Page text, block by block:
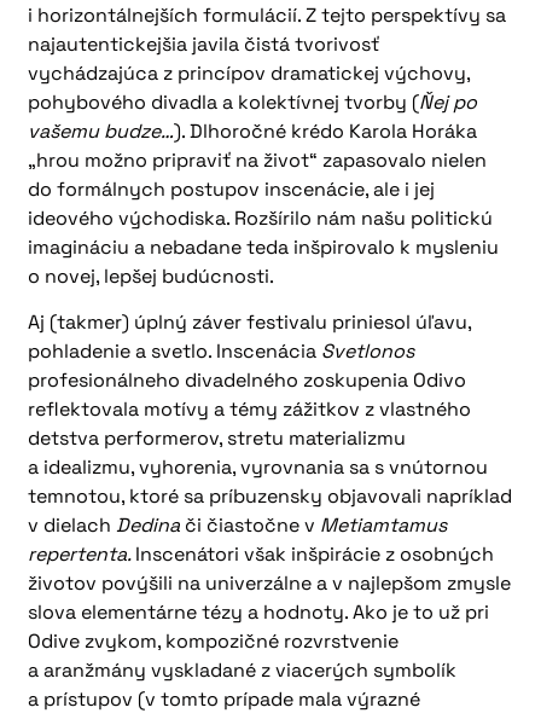
i horizontálnejších formulácií. Z tejto perspektívy sa
najautentickejšia javila čistá tvorivosť
vychádzajúca z princípov dramatickej výchovy,
pohybového divadla a kolektívnej tvorby (Ňej po
vašemu budze…). Dlhoročné krédo Karola Horáka
„hrou možno pripraviť na život“ zapasovalo nielen
do formálnych postupov inscenácie, ale i jej
ideového východiska. Rozšírilo nám našu politickú
imagináciu a nebadane teda inšpirovalo k mysleniu
o novej, lepšej budúcnosti.
Aj (takmer) úplný záver festivalu priniesol úľavu,
pohladenie a svetlo. Inscenácia Svetlonos
profesionálneho divadelného zoskupenia Odivo
reflektovala motívy a témy zážitkov z vlastného
detstva performerov, stretu materializmu
a idealizmu, vyhorenia, vyrovnania sa s vnútornou
temnotou, ktoré sa príbuzensky objavovali napríklad
v dielachDedina či čiastočne v Metiamtamus
repertenta.Inscenátori však inšpirácie z osobných
životov povýšili na univerzálne a v najlepšom zmysle
slova elementárne tézy a hodnoty. Ako je to už pri
Odive zvykom, kompozičné rozvrstvenie
a aranžmány vyskladané z viacerých symbolík
a prístupov (v tomto prípade mala výrazné